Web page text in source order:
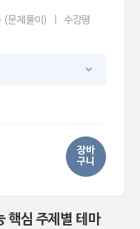
(문제풀이) 수강평
장바
구니
심 주제별 테마